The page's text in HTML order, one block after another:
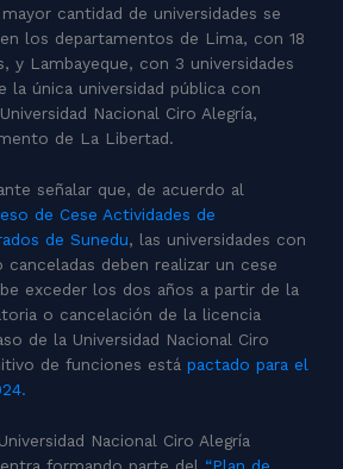
cantidad de universidades se
los departamentos de Lima, con 18
y Lambayeque, con 3 universidades
la única universidad pública con
Nacional Ciro Alegría,
de La Libertad.
señalar que, de acuerdo al
de Cese Actividades de
de Sunedu, las universidades con
canceladas deben realizar un cese
exceder los dos años a partir de la
o cancelación de la licencia
de la Universidad Nacional Ciro
de funciones está pactado para el
Nacional Ciro Alegría